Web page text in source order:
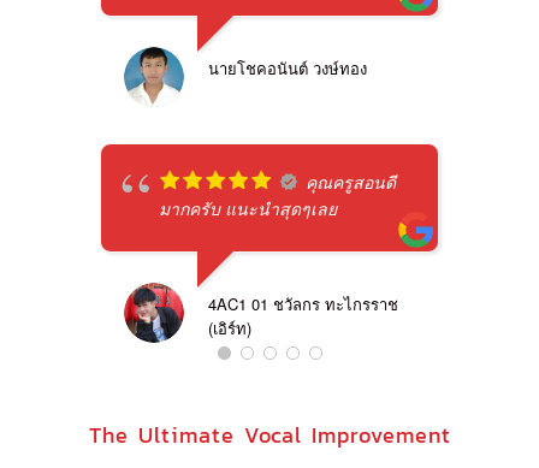
นายโชคอนันต์ วงษ์ทอง
คุณครูสอนดี
มากครับ แนะนำสุดๆเลย
4AC1 01 ชวัลกร ทะไกรราช
(เอิร์ท)
The Ultimate Vocal Improvement